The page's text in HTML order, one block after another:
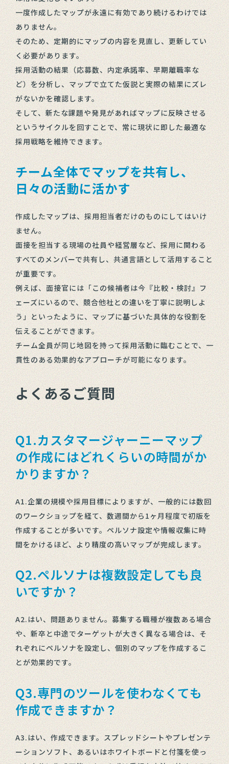
一度作成したマップが永遠に有効であり続けるわけでは
ありません。
そのため、定期的にマップの内容を見直し、更新してい
く必要があります。
採用活動の結果（応募数、内定承諾率、早期離職率な
ど）を分析し、マップで立てた仮説と実際の結果にズレ
がないかを確認します。
そして、新たな課題や発見があればマップに反映させる
というサイクルを回すことで、常に現状に即した最適な
採用戦略を維持できます。
チーム全体でマップを共有し、
日々の活動に活かす
作成したマップは、採用担当者だけのものにしてはいけ
ません。
面接を担当する現場の社員や経営層など、採用に関わる
すべてのメンバーで共有し、共通言語として活用すること
が重要です。
例えば、面接官には「この候補者は今『比較・検討』フ
ェーズにいるので、競合他社との違いを丁寧に説明しよ
う」といったように、マップに基づいた具体的な役割を
伝えることができます。
チーム全員が同じ地図を持って採用活動に臨むことで、一
貫性のある効果的なアプローチが可能になります。
よくあるご質問
Q1.カスタマージャーニーマップ
の作成にはどれくらいの時間がか
かりますか？
A1.企業の規模や採用目標によりますが、一般的には数回
のワークショップを経て、数週間から1ヶ月程度で初版を
作成することが多いです。ペルソナ設定や情報収集に時
間をかけるほど、より精度の高いマップが完成します。
Q2.ペルソナは複数設定しても良
いですか？
A2.はい、問題ありません。募集する職種が複数ある場合
や、新卒と中途でターゲットが大きく異なる場合は、そ
れぞれにペルソナを設定し、個別のマップを作成するこ
とが効果的です。
Q3.専門のツールを使わなくても
作成できますか？
A3.はい、作成できます。スプレッドシートやプレゼンテ
ーションソフト、あるいはホワイトボードと付箋を使っ